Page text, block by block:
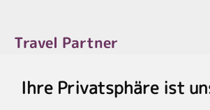
Ihre Privatsphäre ist
Travel Partner
Rechtliches